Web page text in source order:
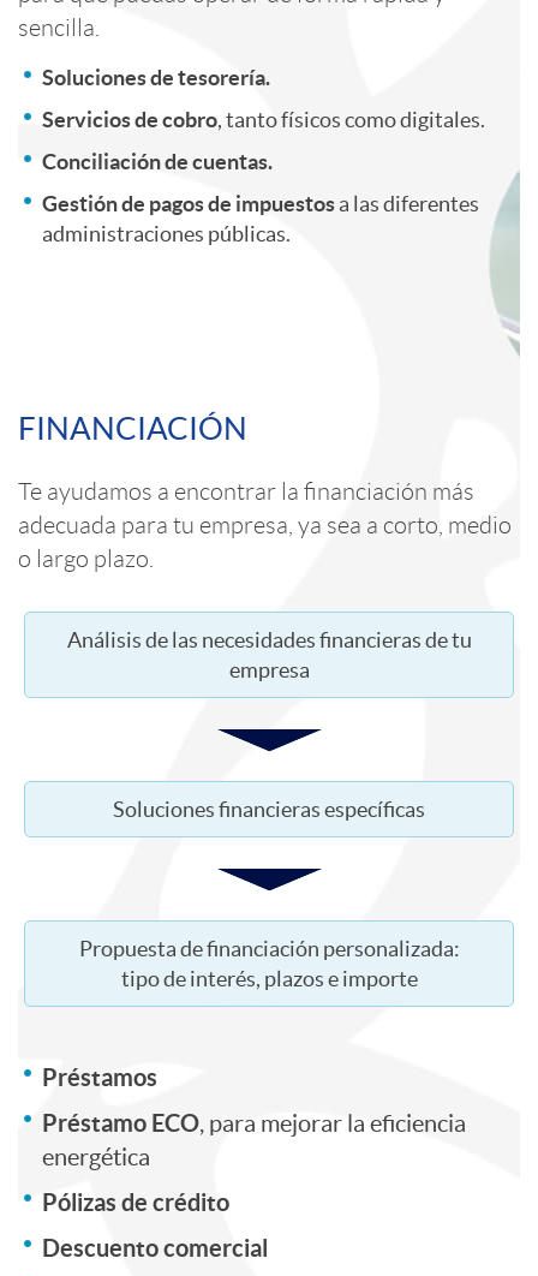
o
r
E
r
e
s
l
i
c
a
o
n
e
s
a
i
d
a
d
a
n
t
e
n
o
d
i
a
a
i
a
E
m
p
sencilla.
Soluciones de tesorería.
Servicios de cobro, tanto físicos como digitales.
Conciliación de cuentas.
Gestión de pagos de impuestosa las diferentes
administraciones públicas.
o
n
t
e
n
i
d
o
F
n
FINANCIACIÓN
Te ayudamos a encontrar la financiación más
adecuada para tu empresa, ya sea a corto, medio
o largo plazo.
Análisis de las necesidades financieras de tu
empresa
Soluciones financieras específicas
Propuesta de financiación personalizada:
tipo de interés, plazos e importe
Préstamos
Préstamo ECO, para mejorar la eficiencia
energética
Pólizas de crédito
Descuento comercial